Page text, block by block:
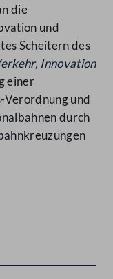
die
und
Scheitern des
Innovation
einer
Verordnung und
durch